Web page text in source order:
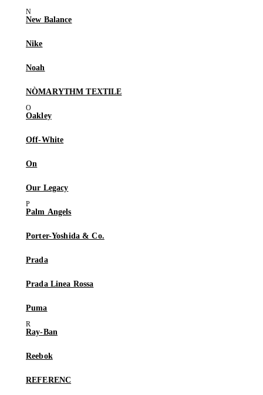
New Balance
Nike
Noah
NÒMARYTHM TEXTILE
Oakley
Off-White
On
Our Legacy
Palm Angels
Porter-Yoshida & Co.
Prada
Prada Linea Rossa
Puma
Ray-Ban
Reebok
REFERENC